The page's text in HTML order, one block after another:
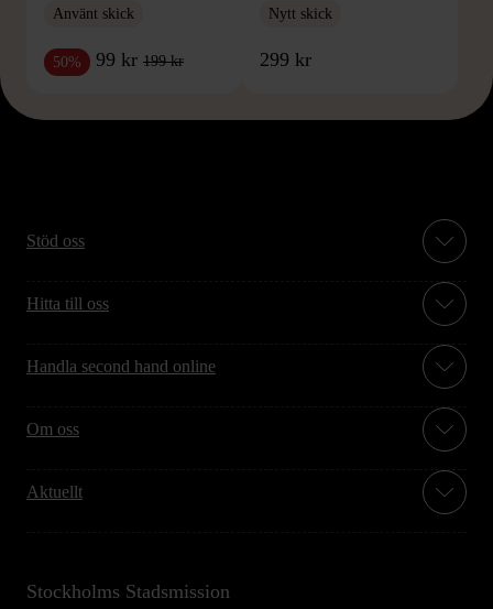
Använt skick
50% 99 kr 199 kr
Nytt skick
299 kr
Stöd oss
Hitta till oss
Handla second hand online
Om oss
Aktuellt
Stockholms Stadsmission